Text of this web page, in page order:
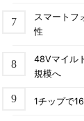
スマートフ
性
48Vマイル
規模へ
1チップで